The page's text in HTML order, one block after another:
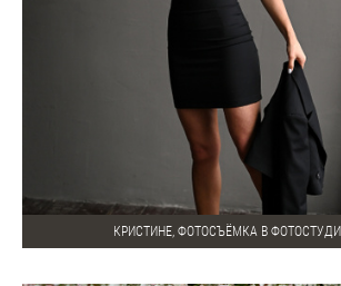
КРИСТИНЕ, ФОТОСЪЁМКА В